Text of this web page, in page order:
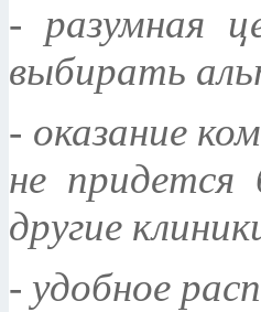
- разумная
выбирать
- оказание
не придется
другие
- удобное